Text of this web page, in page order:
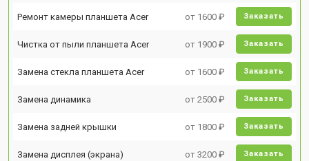
Ремонт камеры планшета Acer от 1600 ₽ Заказать
Чистка от пыли планшета Acer от 1900 ₽ Заказать
Замена стекла планшета Acer от 1600 ₽ Заказать
Замена динамика от 2500 ₽ Заказать
Замена задней крышки от 1800 ₽ Заказать
Замена дисплея (экрана) от 3200 ₽ Заказать